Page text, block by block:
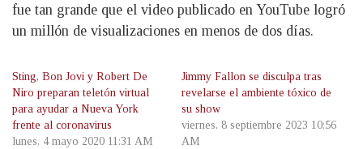
fue tan grande que el video publicado en YouTube logró
un millón de visualizaciones en menos de dos días.
Sting, Bon Jovi y Robert De
Niro preparan teletón virtual
para ayudar a Nueva York
frente al coronavirus
lunes, 4 mayo 2020 11:31 AM
Jimmy Fallon se disculpa tras
revelarse el ambiente tóxico de
su show
viernes, 8 septiembre 2023 10:56
AM